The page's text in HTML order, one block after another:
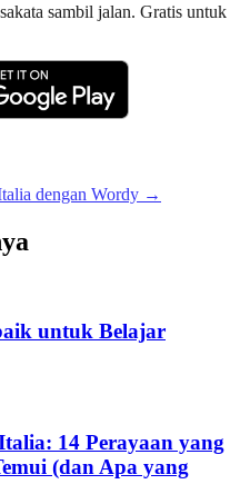
sambil jalan. Gratis untuk
dengan Wordy →
untuk Belajar
14 Perayaan yang
(dan Apa yang